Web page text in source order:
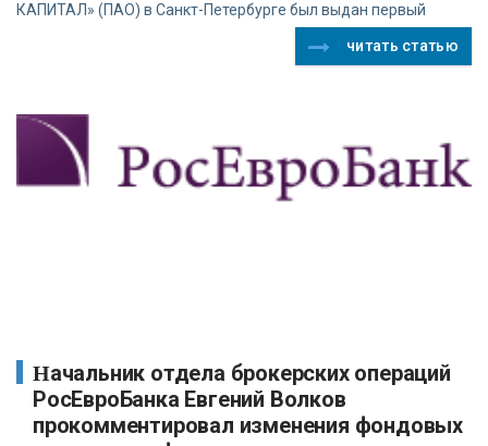
КАПИТАЛ» (ПАО) в Санкт-Петербурге был выдан первый
читать статью
Начальник отдела брокерских операций
РосЕвроБанка Евгений Волков
прокомментировал изменения фондовых